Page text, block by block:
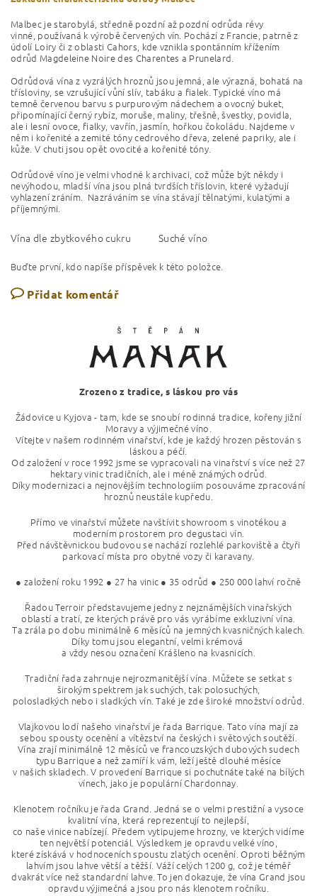
Malbec je starobylá, středně pozdní až pozdní odrůda révy
vinné, používaná k výrobě červených vín. Pochází z Francie, patrně z
údolí Loiry či z oblasti Cahors, kde vznikla spontánním křížením
odrůd Magdeleine Noire des Charentes a Prunelard.
Odrůdová vína z vyzrálých hroznů jsou jemná, ale výrazná, bohatá na
třísloviny, se vzrušující vůní slív, tabáku a fialek. Typické víno má
temně červenou barvu s purpurovým nádechem a ovocný buket,
připomínající černý rybíz, moruše, maliny, třešně, švestky, povidla,
ale i lesní ovoce, fialky, vavřín, jasmín, hořkou čokoládu. Najdeme v
něm i kořenité a zemité tóny cedrového dřeva, zelené papriky, ale i
kůže. V chuti jsou opět ovocité a kořenité tóny.
Odrůdové víno je velmi vhodné k archivaci, což může být někdy i
nevýhodou, mladší vína jsou plná tvrdších tříslovin, které vyžadují
vyhlazení zráním. Nazráváním se vína stávají tělnatými, kulatými a
příjemnými.
Vína dle zbytkového cukru Suché víno
Buďte první, kdo napíše příspěvek k této položce.
Přidat komentář
Zrozeno z tradice, s láskou pro vás
Žádovice u Kyjova - tam, kde se snoubí rodinná tradice, kořeny jižní
Moravy a výjimečné víno.
Vítejte v našem rodinném vinařství, kde je každý hrozen pěstován s
láskou a péčí.
Od založení v roce 1992 jsme se vypracovali na vinařství s více než 27
hektary vinic tradičních, ale i méně známých odrůd.
Díky modernizaci a nejnovějším technologiím posouváme zpracování
hroznů neustále kupředu.
Přímo ve vinařství můžete navštívit showroom s vinotékou a
moderním prostorem pro degustaci vín.
Před návštěvnickou budovou se nachází rozlehlé parkoviště a čtyři
parkovací místa pro obytné vozy či karavany.
● založení roku 1992 ● 27 ha vinic ● 35 odrůd ● 250 000 lahví ročně
Řadou Terroir představujeme jedny z nejznámějších vinařských
oblastí a tratí, ze kterých právě pro vás vyrábíme exkluzivní vína.
Ta zrála po dobu minimálně 6 měsíců na jemných kvasničných kalech.
Díky tomu jsou elegantní, velmi krémová
a vždy nesou označení Krášleno na kvasnicích.
Tradiční řada zahrnuje nejrozmanitější vína. Můžete se setkat s
širokým spektrem jak suchých, tak polosuchých,
polosladkých nebo i sladkých vín. Také je zde široké množství odrůd.
Vlajkovou lodí našeho vinařství je řada Barrique. Tato vína mají za
sebou spousty ocenění a vítězství na českých i světových soutěží.
Vína zrají minimálně 12 měsíců ve francouzských dubových sudech
typu Barrique a než zamíří k vám, leží ještě dlouhé měsíce
v našich skladech. V provedení Barrique si pochutnáte také na bílých
vínech, jako je populární Chardonnay.
Klenotem ročníku je řada Grand. Jedná se o velmi prestižní a vysoce
kvalitní vína, která reprezentují to nejlepší,
co naše vinice nabízejí. Předem vytipujeme hrozny, ve kterých vidíme
ten největší potenciál. Výsledkem je opravdu velké víno,
které získává v hodnoceních spoustu zlatých ocenění. Oproti běžným
lahvím jsou lahve větší a těžší. Váží celých 1200 g, což je téměř
dvakrát více než standardní lahve. To jen dokazuje, že vína Grand jsou
opravdu výjimečná a jsou pro nás klenotem ročníku.